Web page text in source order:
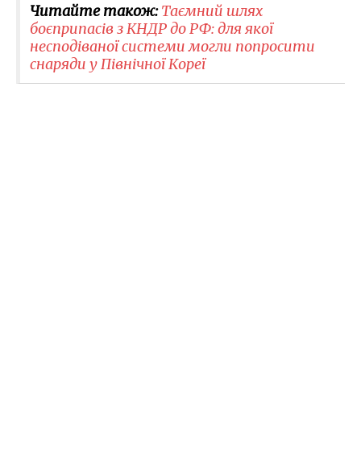
Читайте також:Таємний шлях
боєприпасів з КНДР до РФ: для якої
несподіваної системи могли попросити
снаряди у Північної Кореї